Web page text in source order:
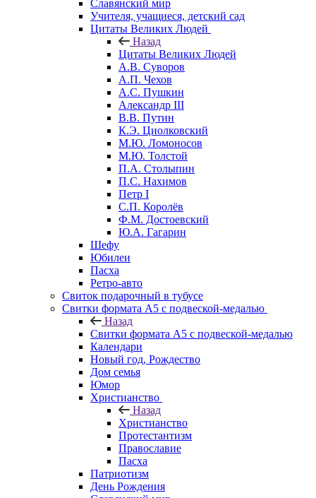
Славянский мир
Учителя, учащиеся, детский сад
Цитаты Великих Людей
Назад
Цитаты Великих Людей
А.В. Суворов
А.П. Чехов
А.С. Пушкин
Александр III
В.В. Путин
К.Э. Циолковский
М.Ю. Ломоносов
М.Ю. Толстой
П.А. Столыпин
П.С. Нахимов
Петр I
С.П. Королёв
Ф.М. Достоевский
Ю.А. Гагарин
Шефу
Юбилеи
Пасха
Ретро-авто
Свиток подарочный в тубусе
Свитки формата А5 с подвеской-медалью
Назад
Свитки формата А5 с подвеской-медалью
Календари
Новый год, Рождество
Дом семья
Юмор
Христианство
Назад
Христианство
Протестантизм
Православие
Пасха
Патриотизм
День Рождения